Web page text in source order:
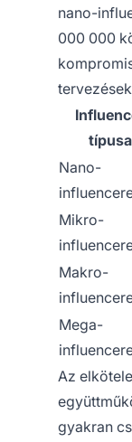
nano-
000 000
típusa
Nano-
Mikro-
Makro-
Mega-
Az
gyakran